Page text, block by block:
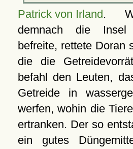
Patrick von Irland .
demnach die Insel
befreite, rettete Doran
die die
befahl den Leuten,
Getreide in
werfen, wohin die
ertranken. Der so
ein gutes